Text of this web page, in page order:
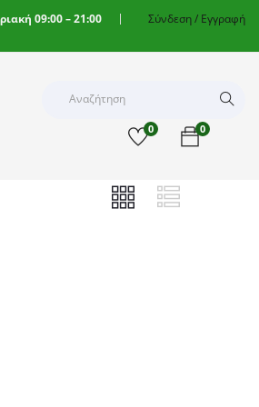
Σύνδεση / Εγγραφή
09:00 – 21:00
0
0